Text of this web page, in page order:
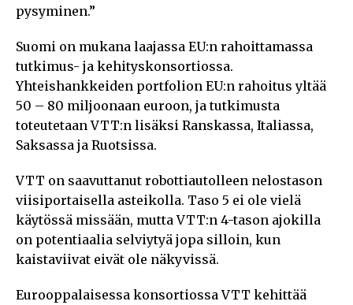
pysyminen.”
Suomi on mukana laajassa EU:n rahoittamassa
tutkimus- ja kehityskonsortiossa.
Yhteishankkeiden portfolion EU:n rahoitus yltää
50 – 80 miljoonaan euroon, ja tutkimusta
toteutetaan VTT:n lisäksi Ranskassa, Italiassa,
Saksassa ja Ruotsissa.
VTT on saavuttanut robottiautolleen nelostason
viisiportaisella asteikolla. Taso 5 ei ole vielä
käytössä missään, mutta VTT:n 4-tason ajokilla
on potentiaalia selviytyä jopa silloin, kun
kaistaviivat eivät ole näkyvissä.
Eurooppalaisessa konsortiossa VTT kehittää